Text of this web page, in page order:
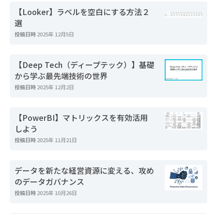
【Looker】ラベルを空白にする方法２
選
投稿日時2025年 12月5日
【Deep Tech（ディープテック）】基礎
から学ぶ最先端技術の世界
投稿日時2025年 12月2日
【PowerBI】マトリックスを有効活用
しよう
投稿日時2025年 11月21日
データを新たな経営資源に変える、攻め
のデータガバナンス
投稿日時2025年 10月26日